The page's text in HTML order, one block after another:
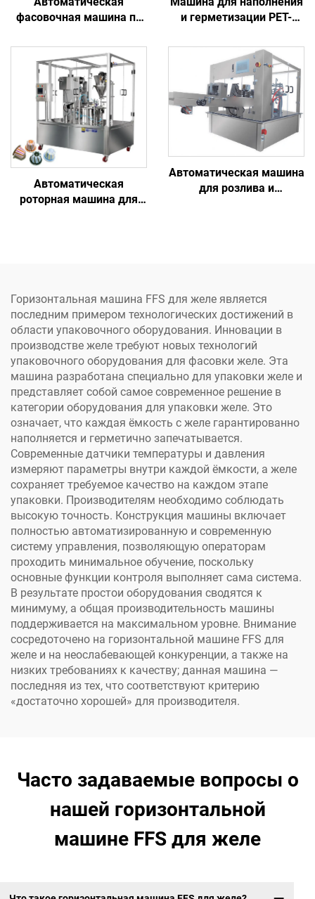
фасовочная машина по
напитков, воды,
пневматическая, с ПЛК,
йогурта, сока, масла,
кетчупа, соуса, молока,
пива, товар в пакете с
носиком
и герметизации PET-
упаковки льда и
напитков
Автоматическая
роторная машина для
Автоматическая машина
для розлива и
Горизонтальная машина FFS для желе является
последним примером технологических достижений в
области упаковочного оборудования. Инновации в
производстве желе требуют новых технологий
упаковочного оборудования для фасовки желе. Эта
машина разработана специально для упаковки желе и
представляет собой самое современное решение в
категории оборудования для упаковки желе. Это
означает, что каждая ёмкость с желе гарантированно
наполняется и герметично запечатывается.
Современные датчики температуры и давления
измеряют параметры внутри каждой ёмкости, а желе
сохраняет требуемое качество на каждом этапе
упаковки. Производителям необходимо соблюдать
высокую точность. Конструкция машины включает
полностью автоматизированную и современную
систему управления, позволяющую операторам
проходить минимальное обучение, поскольку
основные функции контроля выполняет сама система.
В результате простои оборудования сводятся к
минимуму, а общая производительность машины
поддерживается на максимальном уровне. Внимание
сосредоточено на горизонтальной машине FFS для
желе и на неослабевающей конкуренции, а также на
низких требованиях к качеству; данная машина —
последняя из тех, что соответствуют критерию
«достаточно хорошей» для производителя.
Часто задаваемые вопросы о
нашей горизонтальной
машине FFS для желе